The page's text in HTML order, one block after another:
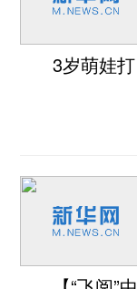
3岁萌娃